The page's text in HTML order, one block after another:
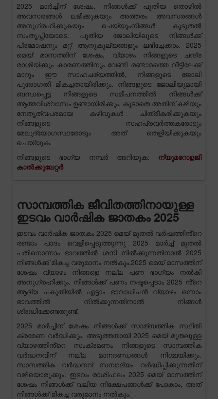
2025 മാർച്ചിന് ശേഷം, നിങ്ങൾക്ക് പുതിയ തൊഴിൽ
അവസരങ്ങൾ ലഭിക്കുകയും അത്തരം അവസരങ്ങൾ
അനുഗ്രഹിക്കുകയും ചെയ്യുംനിങ്ങൾ കൂടുതൽ
സംതൃപ്തിയോടെ. പുതിയ ജോലിയിലൂടെ നിങ്ങൾക്ക്
പ്രമോഷനും മറ്റ് ആനുകൂല്യങ്ങളും ലഭിച്ചേക്കാം. 2025
മെയ് മാസത്തിന് ശേഷം, വ്യാഴം നിങ്ങളുടെ ചന്ദ്ര
രാശിയ്ക്കും കാരണത്തിനും വേണ്ടി രണ്ടാമത്തെ വീട്ടിലേക്ക്
മാറും ഈ സാഹചര്യത്തിൽ, നിങ്ങളുടെ ജോലി
പുരോഗതി മികച്ചതായിരിക്കും. നിങ്ങളുടെ ജോലിയുമായി
ബന്ധപ്പെട്ട നിങ്ങളുടെ സമീപനത്തിൽ നിങ്ങൾക്ക്
ആത്മവിശ്വാസം ഉണ്ടായിരിക്കും, കൂടാതെ അതിന് കഴിയും
നേതൃത്വപരമായ കഴിവുകൾ ചിത്രീകരിക്കുകയും
നിങ്ങളുടെ സഹപ്രവർത്തകരോടും
മേലുദ്യോഗസ്ഥരോടും അത് തെളിയിക്കുകയും
ചെയ്യുക.
നിങ്ങളുടെ ഭാഗ്യ നമ്പർ അറിയുക: ന്യൂമറോളജി
കാൽക്കുലേറ്റർ
സാമ്പത്തിക ജീവിതത്തിനായുള്ള
ഇടവം വാർഷിക ജാതകം 2025
ഇടവം വാർഷിക ജാതകം 2025 മെയ് മുതൽ വർഷത്തിൻ്റെ
രണ്ടാം പാദം വെളിപ്പെടുത്തുന്നു 2025 മാർച്ച് മുതൽ
പതിനൊന്നാം ഭാവത്തിൽ ശനി നിൽക്കുന്നതിനാൽ 2025
നിങ്ങൾക്ക് മികച്ച വരുമാനം നൽകും.2025 മെയ് മാസത്തിന്
ശേഷം വ്യാഴം നിങ്ങളെ നല്ല പണ ഭാഗ്യം നൽകി
അനുഗ്രഹിക്കും. നിങ്ങൾക്ക് പണം നഷ്ടപ്പെടാം 2025 ൻ്റെ
ആദ്യ പകുതിയിൽ എട്ടാം ഭാവാധിപൻ വ്യാഴം ഒന്നാം
ഭാവത്തിൽ നിൽക്കുന്നതിനാൽ നിങ്ങൾ
ശ്രദ്ധിക്കേണ്ടതുണ്ട്.
2025 മാർച്ചിന് ശേഷം നിങ്ങൾക്ക് സാമ്ബത്തിക സ്ഥിതി
ക്രമേണ വർദ്ധിക്കും. അടുത്തതായി 2025 മെയ് മുതലുള്ള
വ്യാഴത്തിൻ്റെ സംക്രമണം നിങ്ങളുടെ സാമ്പത്തിക
വർദ്ധനവിന് നല്ല മാനദണ്ഡങ്ങൾ നിശ്ചയിക്കും.
സാമ്പത്തിക വർദ്ധനവ് സമ്പാദ്യം വർദ്ധിപ്പിക്കുന്നതിന്
വഴിയൊരുക്കും. ഇടവം രാശിഫലം 2025 മെയ് മാസത്തിന്
ശേഷം നിങ്ങൾക്ക് വലിയ നിക്ഷേപങ്ങൾക്ക് പോകാം, അത്
നിങ്ങൾക്ക് മികച്ച വരുമാനം നൽകും.